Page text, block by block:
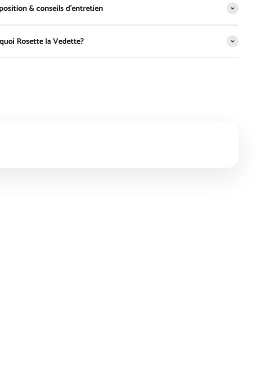
& conseils d'entretien
Rosette la Vedette?